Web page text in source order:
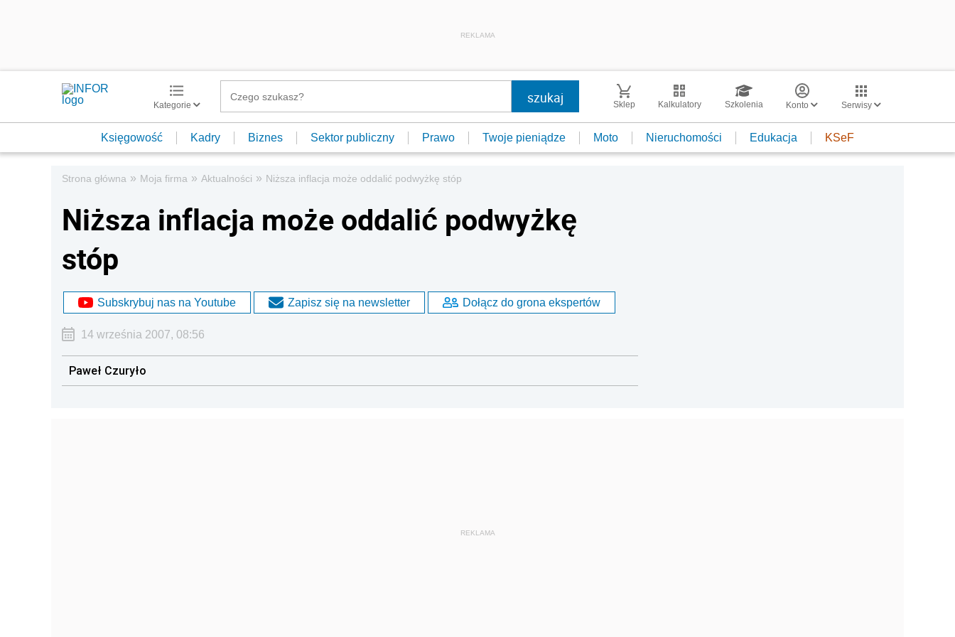
REKLAMA
Kategorie Sklep Kalkulatory Szkolenia Konto Serwisy
Księgowość Kadry Biznes Sektor publiczny Prawo Twoje pieniądze Moto Nieruchomości Edukacja KSeF
Strona główna » Moja firma » Aktualności » Niższa inflacja może oddalić podwyżkę stóp
Niższa inflacja może oddalić podwyżkę
stóp
Subskrybuj nas na Youtube Zapisz się na newsletter Dołącz do grona ekspertów
14 września 2007, 08:56
Paweł Czuryło